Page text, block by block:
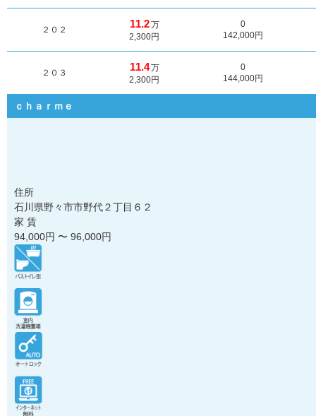
２０２ 11.2万
2,300円
0
142,000円
２０３ 11.4万
2,300円
0
144,000円
ｃｈａｒｍｅ
住所
石川県野々市市野代２丁目６２
家 賃
94,000円 〜 96,000円